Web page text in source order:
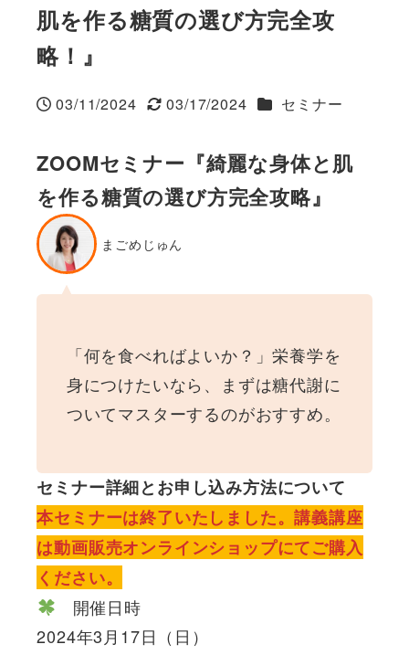
肌を作る糖質の選び方完全攻
略！』
投稿日
03/11/2024
更新日
03/17/2024 カテゴリー
セミナー
ZOOMセミナー『綺麗な身体と肌
を作る糖質の選び方完全攻略』
まごめじゅん
「何を食べればよいか？」栄養学を
身につけたいなら、まずは糖代謝に
ついてマスターするのがおすすめ。
セミナー詳細とお申し込み方法について
本セミナーは終了いたしました。講義講座
は動画販売オンラインショップにてご購入
ください。
開催日時
2024年3月17日（日）